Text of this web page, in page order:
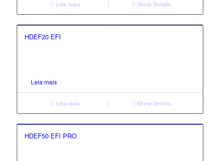
Leia mais Show Details
HDEF20 EFI
Leia mais
Leia mais Show Details
HDEF50 EFI PRO